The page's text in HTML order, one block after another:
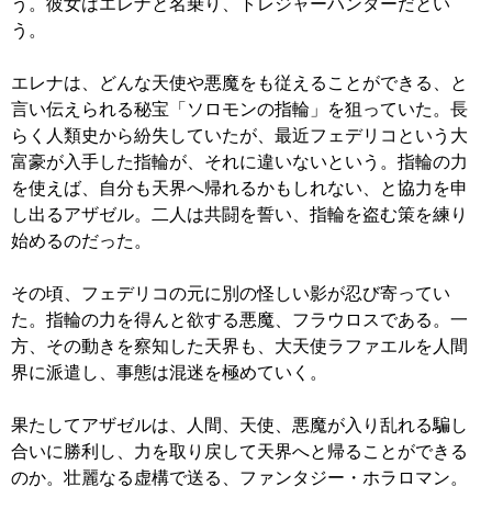
う。彼女はエレナと名乗り、トレジャーハンターだとい
う。
エレナは、どんな天使や悪魔をも従えることができる、と
言い伝えられる秘宝「ソロモンの指輪」を狙っていた。長
らく人類史から紛失していたが、最近フェデリコという大
富豪が入手した指輪が、それに違いないという。指輪の力
を使えば、自分も天界へ帰れるかもしれない、と協力を申
し出るアザゼル。二人は共闘を誓い、指輪を盗む策を練り
始めるのだった。
その頃、フェデリコの元に別の怪しい影が忍び寄ってい
た。指輪の力を得んと欲する悪魔、フラウロスである。一
方、その動きを察知した天界も、大天使ラファエルを人間
界に派遣し、事態は混迷を極めていく。
果たしてアザゼルは、人間、天使、悪魔が入り乱れる騙し
合いに勝利し、力を取り戻して天界へと帰ることができる
のか。壮麗なる虚構で送る、ファンタジー・ホラロマン。